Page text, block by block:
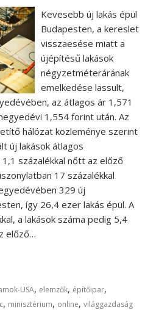
Kevesebb új lakás épül
Budapesten, a kereslet
visszaesése miatt a
újépítésű lakások
négyzetméterárának
emelkedése lassult,
az átlagos ár 1,571
1,554 forint után. Az
hálózat közleménye szerint
új lakások átlagos
százalékkal nőtt az előző
17 százalékkal
329 új
így 26,4 ezer lakás épül. A
a lakások száma pedig 5,4
előző…
USA, elemzők, építőipar,
, minisztérium, online,világgazdaság